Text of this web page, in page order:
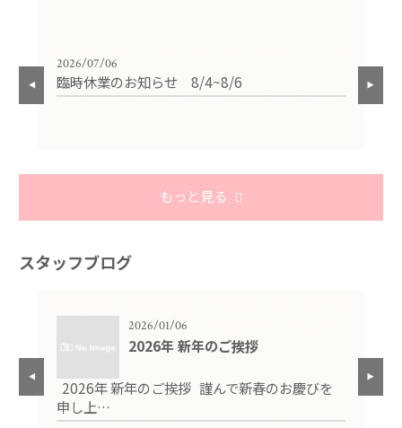
2026/07/06
臨時休業のお知らせ 8/4~8/6
もっと見る
スタッフブログ
2026/01/06
2026年 新年のご挨拶
2026年 新年のご挨拶 謹んで新春のお慶びを
申し上…